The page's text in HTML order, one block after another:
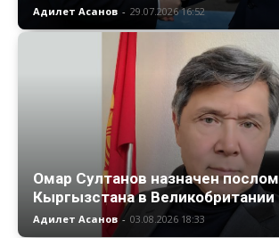
Адилет Асанов - 29.07.2026 16:52
Омар Султанов назначен послом
Кыргызстана в Великобритании
Адилет Асанов - 03.08.2026 18:33